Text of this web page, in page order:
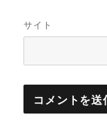
サイト